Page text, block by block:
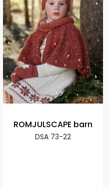
ROMJULSCAPE barn
DSA 73-22